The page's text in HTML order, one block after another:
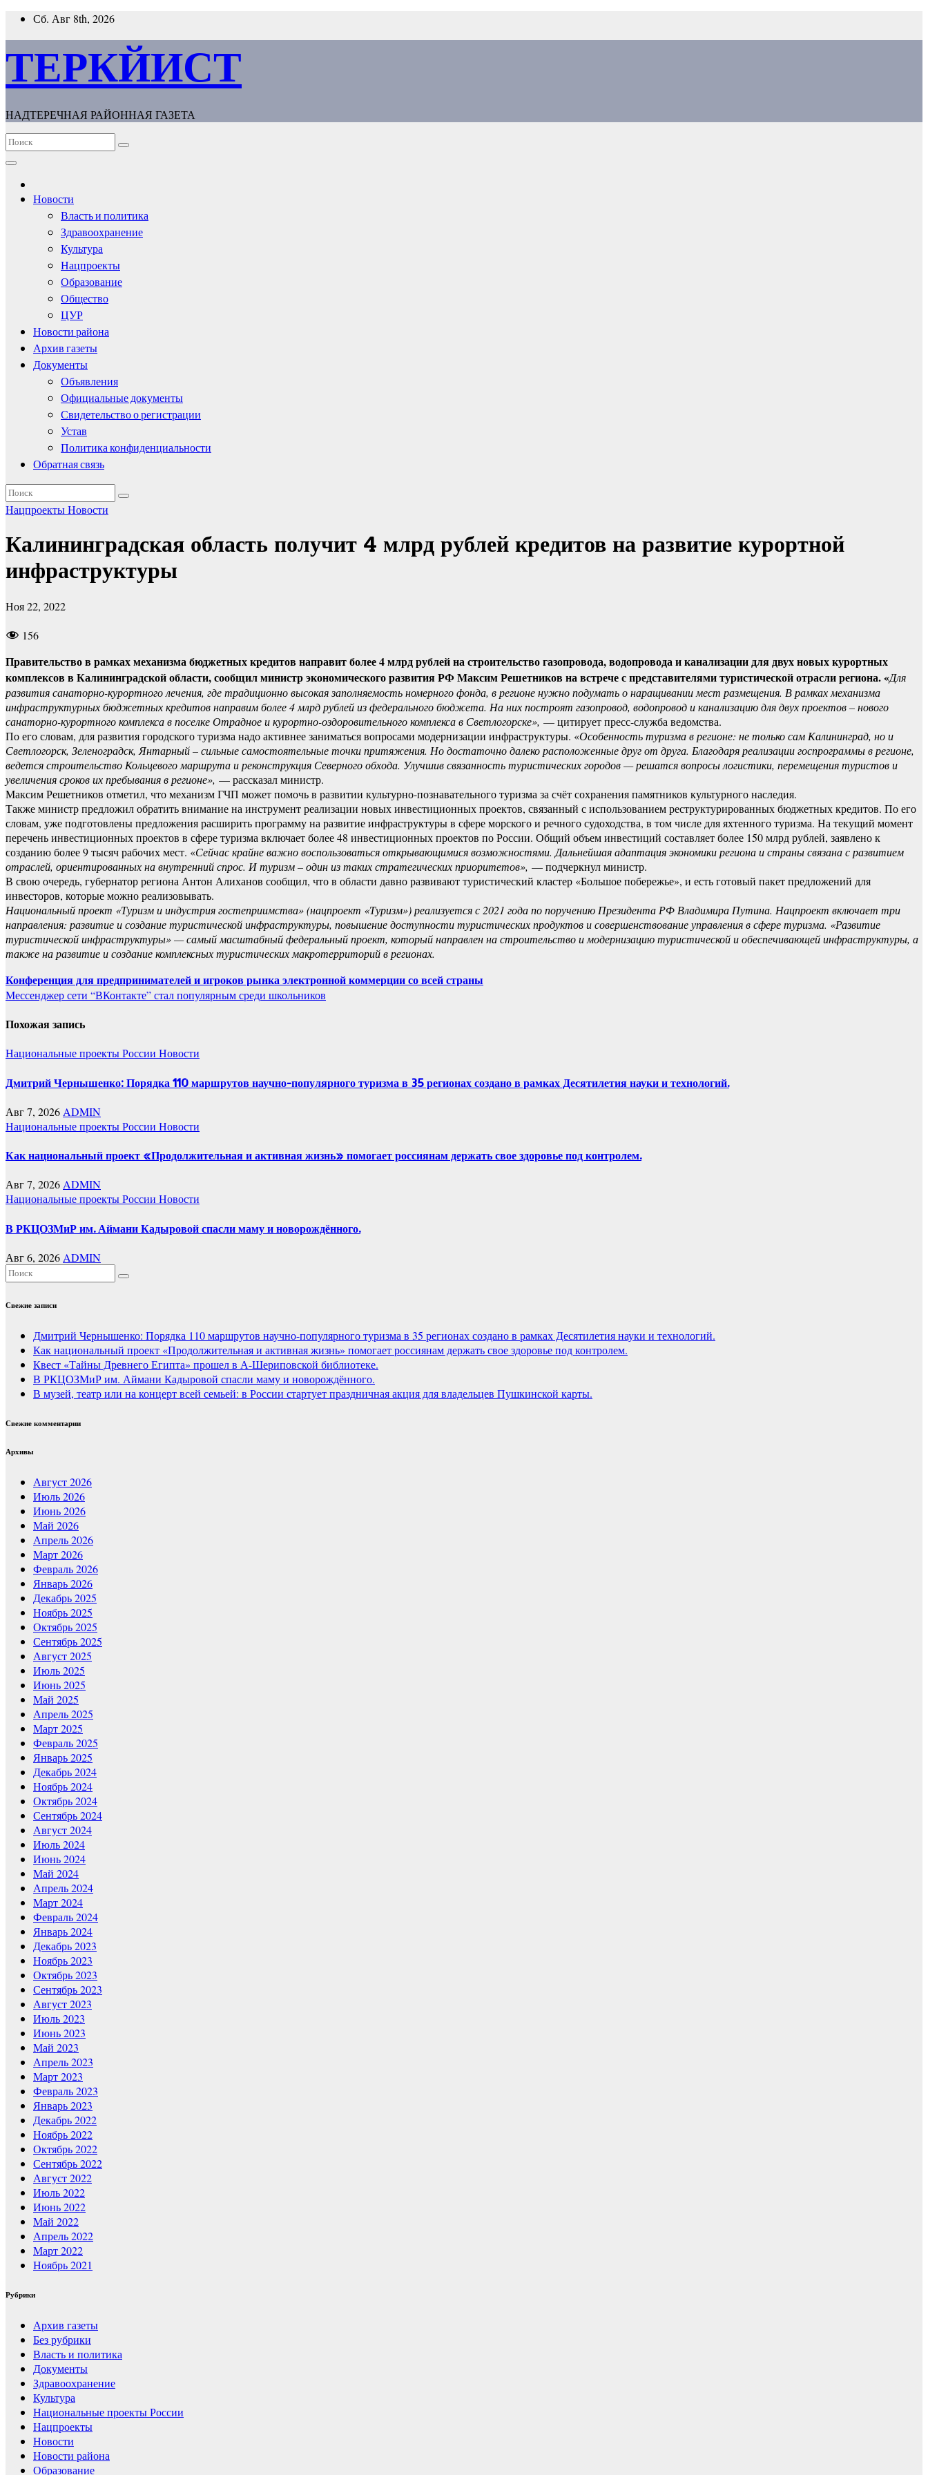
ПерейтиСб. Авг 8th, 2026
ТЕРКЙИСТ
НАДТЕРЕЧНАЯ РАЙОННАЯ ГАЗЕТА
Новости
Власть и политика
Здравоохранение
Культура
Нацпроекты
Образование
Общество
ЦУР
Новости района
Архив газеты
Документы
Объявления
Официальные документы
Свидетельство о регистрации
Устав
Политика конфиденциальности
Обратная связь
НацпроектыНовости
Калининградская область получит 4 млрд рублей кредитов на развитие курортной
инфраструктуры
Ноя 22, 2022
156
Правительство в рамках механизма бюджетных кредитов направит более 4 млрд рублей на строительство газопровода, водопровода и канализации для двух новых курортных
комплексов в Калининградской области, сообщил министр экономического развития РФ Максим Решетников на встрече с представителями туристической отрасли региона. «Для
развития санаторно-курортного лечения, где традиционно высокая заполняемость номерного фонда, в регионе нужно подумать о наращивании мест размещения. В рамках механизма
инфраструктурных бюджетных кредитов направим более 4 млрд рублей из федерального бюджета. На них построят газопровод, водопровод и канализацию для двух проектов – нового
санаторно-курортного комплекса в поселке Отрадное и курортно-оздоровительного комплекса в Светлогорске», — цитирует пресс-служба ведомства.
По его словам, для развития городского туризма надо активнее заниматься вопросами модернизации инфраструктуры. «Особенность туризма в регионе: не только сам Калининград, но и
Светлогорск, Зеленоградск, Янтарный – сильные самостоятельные точки притяжения. Но достаточно далеко расположенные друг от друга. Благодаря реализации госпрограммы в регионе,
ведется строительство Кольцевого маршрута и реконструкция Северного обхода. Улучшив связанность туристических городов — решатся вопросы логистики, перемещения туристов и
увеличения сроков их пребывания в регионе», — рассказал министр.
Максим Решетников отметил, что механизм ГЧП может помочь в развитии культурно-познавательного туризма за счёт сохранения памятников культурного наследия.
Также министр предложил обратить внимание на инструмент реализации новых инвестиционных проектов, связанный с использованием реструктурированных бюджетных кредитов. По его
словам, уже подготовлены предложения расширить программу на развитие инфраструктуры в сфере морского и речного судоходства, в том числе для яхтенного туризма. На текущий момент
перечень инвестиционных проектов в сфере туризма включает более 48 инвестиционных проектов по России. Общий объем инвестиций составляет более 150 млрд рублей, заявлено к
созданию более 9 тысяч рабочих мест. «Сейчас крайне важно воспользоваться открывающимися возможностями. Дальнейшая адаптация экономики региона и страны связана с развитием
отраслей, ориентированных на внутренний спрос. И туризм – один из таких стратегических приоритетов», — подчеркнул министр.
В свою очередь, губернатор региона Антон Алиханов сообщил, что в области давно развивают туристический кластер «Большое побережье», и есть готовый пакет предложений для
инвесторов, которые можно реализовывать.
Национальный проект «Туризм и индустрия гостеприимства» (нацпроект «Туризм») реализуется с 2021 года по поручению Президента РФ Владимира Путина. Нацпроект включает три
направления: развитие и создание туристической инфраструктуры, повышение доступности туристических продуктов и совершенствование управления в сфере туризма. «Развитие
туристической инфраструктуры» — самый масштабный федеральный проект, который направлен на строительство и модернизацию туристической и обеспечивающей инфраструктуры, а
также на развитие и создание комплексных туристических макротерриторий в регионах.
Навигация
по
записям
Конференция для предпринимателей и игроков рынка электронной коммерции со всей страны
Мессенджер сети “ВКонтакте” стал популярным среди школьников
Похожая запись
Национальные проекты России Новости
Дмитрий Чернышенко: Порядка 110 маршрутов научно-популярного туризма в 35 регионах создано в рамках Десятилетия науки и технологий.
Авг 7, 2026 ADMIN
Национальные проекты России Новости
Как национальный проект «Продолжительная и активная жизнь» помогает россиянам держать свое здоровье под контролем.
Авг 7, 2026ADMIN
Национальные проекты России Новости
В РКЦОЗМиР им. Аймани Кадыровой спасли маму и новорождённого.
Авг 6, 2026 ADMIN
Свежие записи
Дмитрий Чернышенко: Порядка 110 маршрутов научно-популярного туризма в 35 регионах создано в рамках Десятилетия науки и технологий.
Как национальный проект «Продолжительная и активная жизнь» помогает россиянам держать свое здоровье под контролем.
Квест «Тайны Древнего Египта» прошел в А-Шериповской библиотеке.
В РКЦОЗМиР им. Аймани Кадыровой спасли маму и новорождённого.
В музей, театр или на концерт всей семьей: в России стартует праздничная акция для владельцев Пушкинской карты.
Свежие комментарии
Архивы
Август 2026
Июль 2026
Июнь 2026
Май 2026
Апрель 2026
Март 2026
Февраль 2026
Январь 2026
Декабрь 2025
Ноябрь 2025
Октябрь 2025
Сентябрь 2025
Август 2025
Июль 2025
Июнь 2025
Май 2025
Апрель 2025
Март 2025
Февраль 2025
Январь 2025
Декабрь 2024
Ноябрь 2024
Октябрь 2024
Сентябрь 2024
Август 2024
Июль 2024
Июнь 2024
Май 2024
Апрель 2024
Март 2024
Февраль 2024
Январь 2024
Декабрь 2023
Ноябрь 2023
Октябрь 2023
Сентябрь 2023
Август 2023
Июль 2023
Июнь 2023
Май 2023
Апрель 2023
Март 2023
Февраль 2023
Январь 2023
Декабрь 2022
Ноябрь 2022
Октябрь 2022
Сентябрь 2022
Август 2022
Июль 2022
Июнь 2022
Май 2022
Апрель 2022
Март 2022
Ноябрь 2021
Рубрики
Архив газеты
Без рубрики
Власть и политика
Документы
Здравоохранение
Культура
Национальные проекты России
Нацпроекты
Новости
Новости района
Образование